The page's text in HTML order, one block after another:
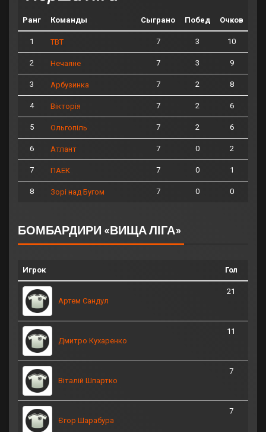
Ранг Команды Сыграно Побед Очков
1 ТВТ 7 3 10
2 Нечаяне 7 3 9
3 Арбузинка 7 2 8
4 Вікторія 7 2 6
5 Ольгопіль 7 2 6
6 Атлант 7 0 2
7 ПАЕК 7 0 1
8 Зорі над Бугом 7 0 0
БОМБАРДИРИ «ВИЩА ЛІГА»
Игрок Гол
Артем Сандул
21
Дмитро Кухаренко
11
Віталій Шпартко
7
Єгор Шарабура
7